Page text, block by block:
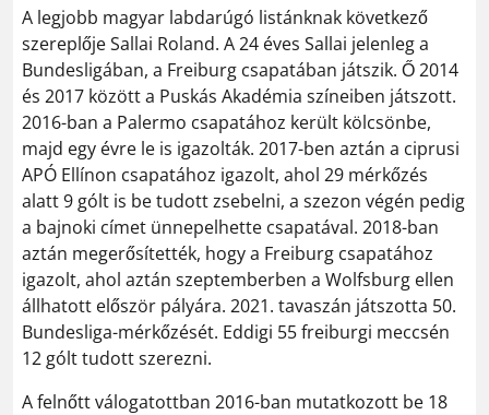
A legjobb magyar labdarúgó listánknak következő
szereplője Sallai Roland. A 24 éves Sallai jelenleg a
Bundesligában, a Freiburg csapatában játszik. Ő 2014
és 2017 között a Puskás Akadémia színeiben játszott.
2016-ban a Palermo csapatához került kölcsönbe,
majd egy évre le is igazolták. 2017-ben aztán a ciprusi
APÓ Ellínon csapatához igazolt, ahol 29 mérkőzés
alatt 9 gólt is be tudott zsebelni, a szezon végén pedig
a bajnoki címet ünnepelhette csapatával. 2018-ban
aztán megerősítették, hogy a Freiburg csapatához
igazolt, ahol aztán szeptemberben a Wolfsburg ellen
állhatott először pályára. 2021. tavaszán játszotta 50.
Bundesliga-mérkőzését. Eddigi 55 freiburgi meccsén
12 gólt tudott szerezni.
A felnőtt válogatottban 2016-ban mutatkozott be 18